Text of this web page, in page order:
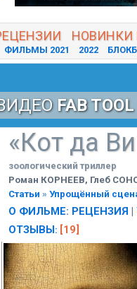
НОВИНКИ
ФИЛЬМЫ 2021 2022
FAB TOOL
«Кот да
зоологический триллер
Роман КОРНЕЕВ, Глеб
Статьи » Упрощённый
О ФИЛЬМЕ: РЕЦЕНЗИЯ |
ОТЗЫВЫ: [19]